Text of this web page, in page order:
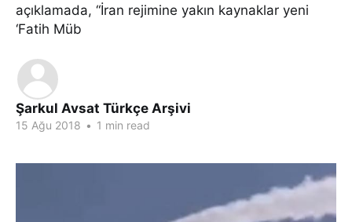
açıklamada, “İran rejimine yakın kaynaklar yeni
‘Fatih Müb
Şarkul Avsat Türkçe Arşivi
15 Ağu 2018 • 1 min read